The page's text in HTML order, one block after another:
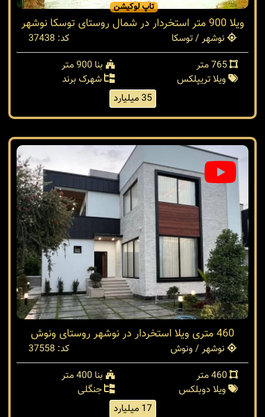
تاپ لوکیشن
ویلا 900 متر استخردار در شمال روستای توسکا نوشهر
نوشهر / توسکا
کد: 37438
بنا 900 متر
ویلا تریپلکس
شهرک برند
35 میلیارد
460 متری ویلا استخردار در نوشهر روستای ونوش
نوشهر / ونوش
کد: 37558
بنا 400 متر
ویلا دوبلکس
جنگلی
17 میلیارد